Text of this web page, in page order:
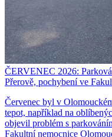
ČERVENEC 2026:
Přerově, pochybení ve
Červenec byl v
tepot, například na
objevil problém s
Fakultní nemocnice